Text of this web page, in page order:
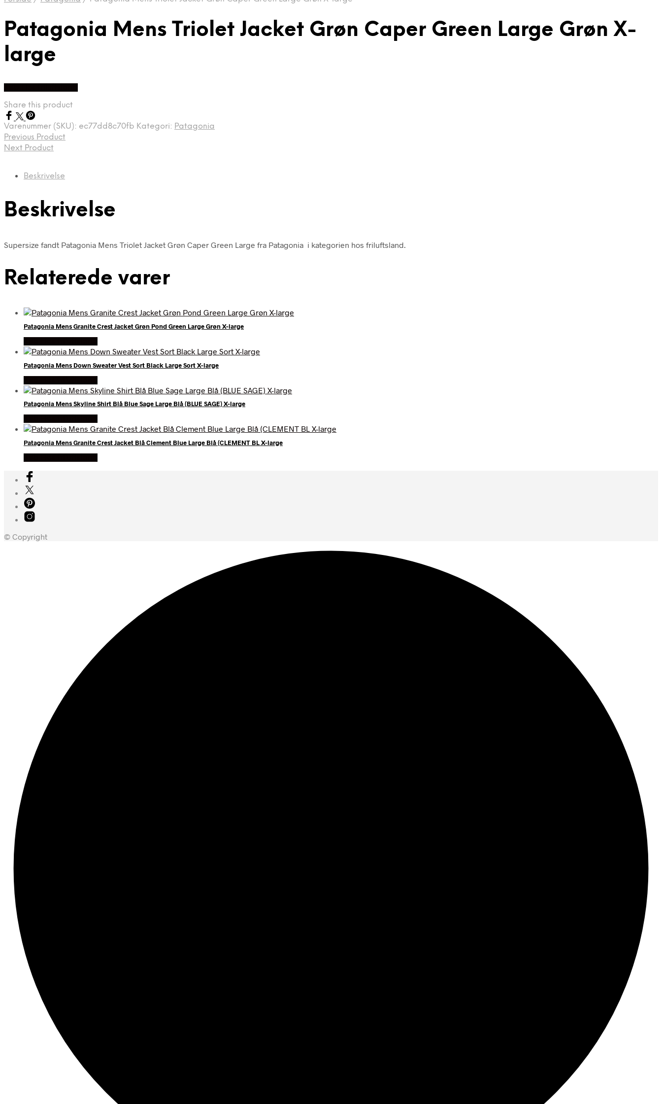
Patagonia Mens Triolet Jacket Grøn Caper Green Large Grøn X-
large
Share this product
Varenummer (SKU): ec77dd8c70fb Kategori: Patagonia
Previous Product
Next Product
Beskrivelse
Beskrivelse
Supersize fandt Patagonia Mens Triolet Jacket Grøn Caper Green Large fra Patagonia i kategorien hos friluftsland.
Relaterede varer
Patagonia Mens Granite Crest Jacket Grøn Pond Green Large Grøn X-large
Patagonia Mens Down Sweater Vest Sort Black Large Sort X-large
Patagonia Mens Skyline Shirt Blå Blue Sage Large Blå (BLUE SAGE) X-large
Patagonia Mens Granite Crest Jacket Blå Clement Blue Large Blå (CLEMENT BL X-large
© Copyright